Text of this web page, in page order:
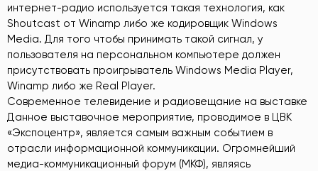
интернет-радио используется такая технология, как
Shoutcast от Winamp либо же кодировщик Windows
Media. Для того чтобы принимать такой сигнал, у
пользователя на персональном компьютере должен
присутствовать проигрыватель Windows Media Player,
Winamp либо же Real Player.
Современное телевидение и радиовещание на выставке
Данное выставочное мероприятие, проводимое в ЦВК
«Экспоцентр», является самым важным событием в
отрасли информационной коммуникации. Огромнейший
медиа-коммуникационный форум (МКФ), являясь